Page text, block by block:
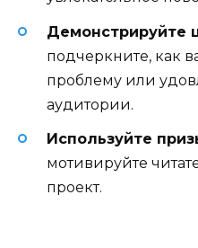
Демонстрируйте
подчеркните, как
проблему или
аудитории.
Используйте
мотивируйте
проект.